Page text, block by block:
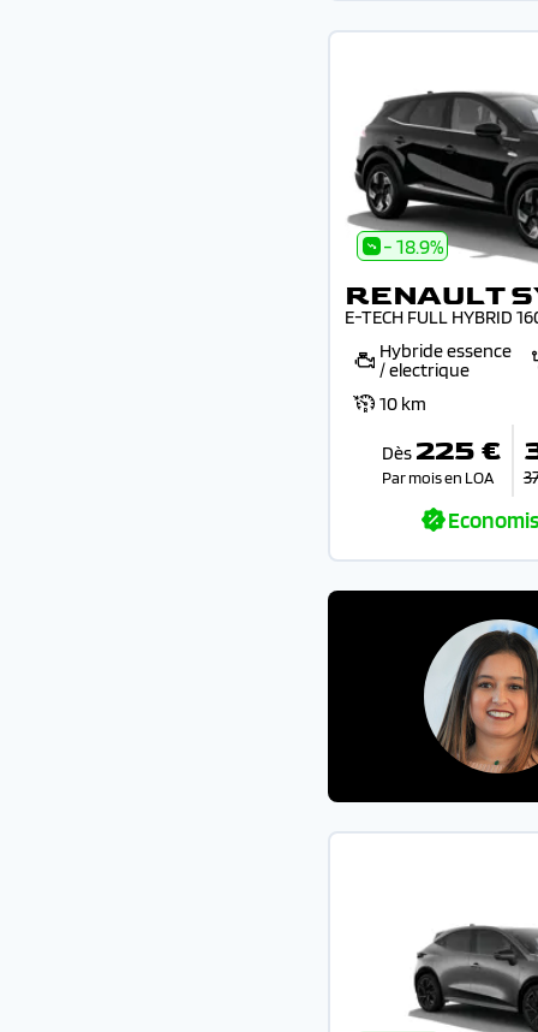
- 18.9%
RENAULT
E-TECH FULL HYBRID
Hybride essence
/ electrique
10 km
Dès 225 €
Par mois en LOA